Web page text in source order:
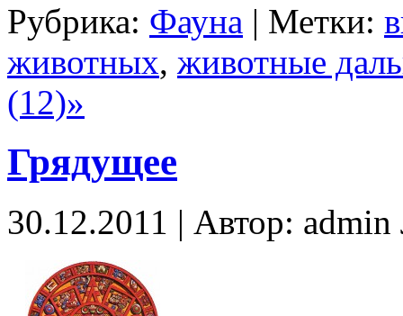
Рубрика: Фауна | Метки:
животных, животные
(12)»
Грядущее
30.12.2011 | Автор: